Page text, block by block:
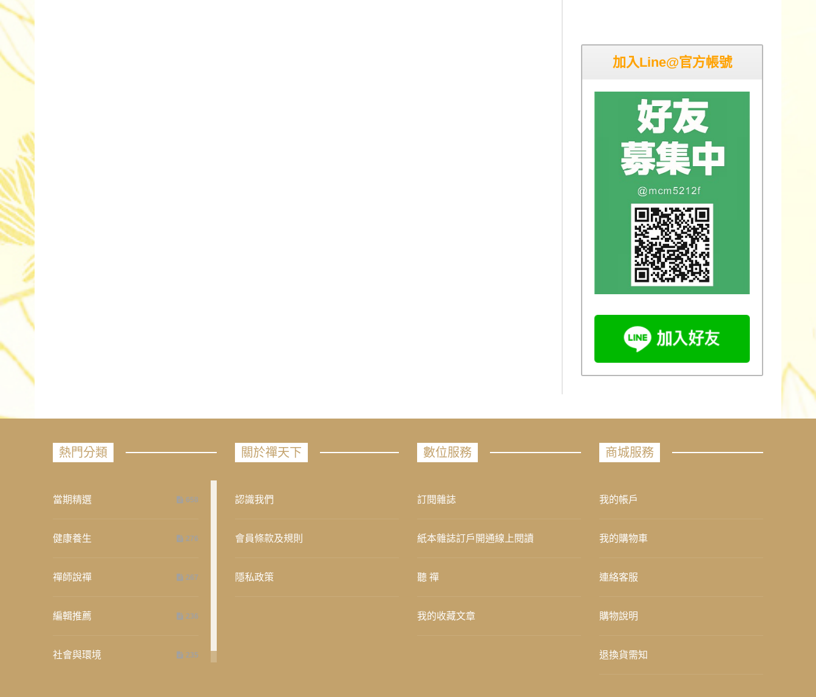
加入Line@官方帳號
熱門分類
當期精選 658
健康養生 276
禪師說禪 267
編輯推薦 236
社會與環境 235
關於禪天下
認識我們
會員條款及規則
隱私政策
數位服務
訂閱雜誌
紙本雜誌訂戶開通線上閱讀
聽 禪
我的收藏文章
商城服務
我的帳戶
我的購物車
連絡客服
購物說明
退換貨需知